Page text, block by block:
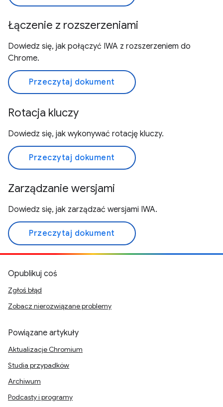
Łączenie z rozszerzeniami
Dowiedz się, jak połączyć IWA z rozszerzeniem do
Chrome.
Przeczytaj dokument
Rotacja kluczy
Dowiedz się, jak wykonywać rotację kluczy.
Przeczytaj dokument
Zarządzanie wersjami
Dowiedz się, jak zarządzać wersjami IWA.
Przeczytaj dokument
Opublikuj coś
Zgłoś błąd
Zobacz nierozwiązane problemy
Powiązane artykuły
Aktualizacje Chromium
Studia przypadków
Archiwum
Podcasty i programy